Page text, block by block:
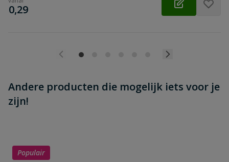
€
0,29
Andere producten die mogelijk iets voor je
zijn!
Populair